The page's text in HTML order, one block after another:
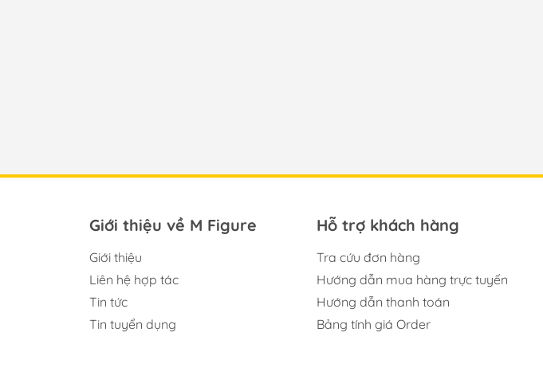
Giới thiệu về M Figure
Giới thiệu
Liên hệ hợp tác
Tin tức
Tin tuyển dụng
Hỗ trợ khách hàng
Tra cứu đơn hàng
Hướng dẫn mua hàng trực tuyến
Hướng dẫn thanh toán
Bảng tính giá Order